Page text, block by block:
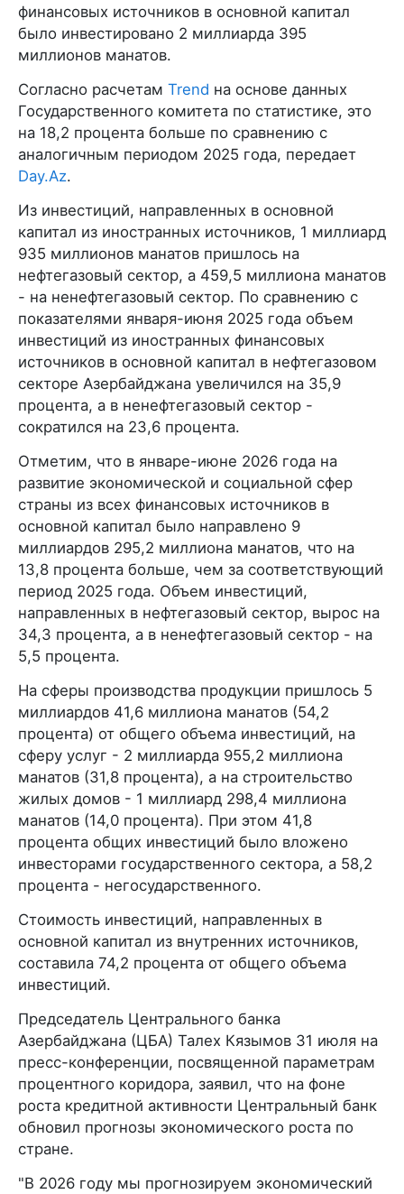
финансовых источников в основной капитал
было инвестировано 2 миллиарда 395
миллионов манатов.
Согласно расчетам Trend на основе данных
Государственного комитета по статистике, это
на 18,2 процента больше по сравнению с
аналогичным периодом 2025 года, передает
Day.Az.
Из инвестиций, направленных в основной
капитал из иностранных источников, 1 миллиард
935 миллионов манатов пришлось на
нефтегазовый сектор, а 459,5 миллиона манатов
- на ненефтегазовый сектор. По сравнению с
показателями января-июня 2025 года объем
инвестиций из иностранных финансовых
источников в основной капитал в нефтегазовом
секторе Азербайджана увеличился на 35,9
процента, а в ненефтегазовый сектор -
сократился на 23,6 процента.
Отметим, что в январе-июне 2026 года на
развитие экономической и социальной сфер
страны из всех финансовых источников в
основной капитал было направлено 9
миллиардов 295,2 миллиона манатов, что на
13,8 процента больше, чем за соответствующий
период 2025 года. Объем инвестиций,
направленных в нефтегазовый сектор, вырос на
34,3 процента, а в ненефтегазовый сектор - на
5,5 процента.
На сферы производства продукции пришлось 5
миллиардов 41,6 миллиона манатов (54,2
процента) от общего объема инвестиций, на
сферу услуг - 2 миллиарда 955,2 миллиона
манатов (31,8 процента), а на строительство
жилых домов - 1 миллиард 298,4 миллиона
манатов (14,0 процента). При этом 41,8
процента общих инвестиций было вложено
инвесторами государственного сектора, а 58,2
процента - негосударственного.
Стоимость инвестиций, направленных в
основной капитал из внутренних источников,
составила 74,2 процента от общего объема
инвестиций.
Председатель Центрального банка
Азербайджана (ЦБА) Талех Кязымов 31 июля на
пресс-конференции, посвященной параметрам
процентного коридора, заявил, что на фоне
роста кредитной активности Центральный банк
обновил прогнозы экономического роста по
стране.
"В 2026 году мы прогнозируем экономический